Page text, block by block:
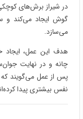
گوش ایجاد می‌کند و
می‌سازد.
هدف این عمل،
چانه و در نهایت
پس از عمل می‌گویند که
نفس بیشتری پیدا